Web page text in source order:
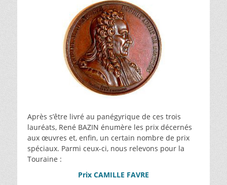
Après s’être livré au panégyrique de ces trois
lauréats, René BAZIN énumère les prix décernés
aux œuvres et, enfin, un certain nombre de prix
spéciaux. Parmi ceux-ci, nous relevons pour la
Touraine :
Prix CAMILLE FAVRE